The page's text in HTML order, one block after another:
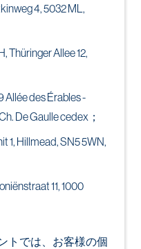
4, 5032 ML,
Thüringer Allee 12,
Allée des Érables -
De Gaulle cedex；
1, Hillmead, SN5 5WN,
11, 1000
トでは、お客様の個